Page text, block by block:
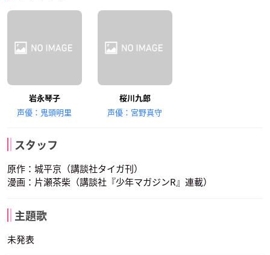
岩永琴子
声優：鬼頭明里
桜川九郎
声優：宮野真守
スタッフ
原作：城平京（講談社タイガ刊）
漫画：片瀬茶柴（講談社『少年マガジンR』連載）
主題歌
未発表